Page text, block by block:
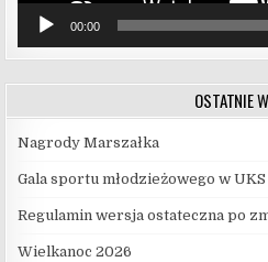
00:00
OSTATNIE
Nagrody Marszałka
Gala sportu młodzieżowego w
Regulamin wersja ostateczna po
Wielkanoc 2026